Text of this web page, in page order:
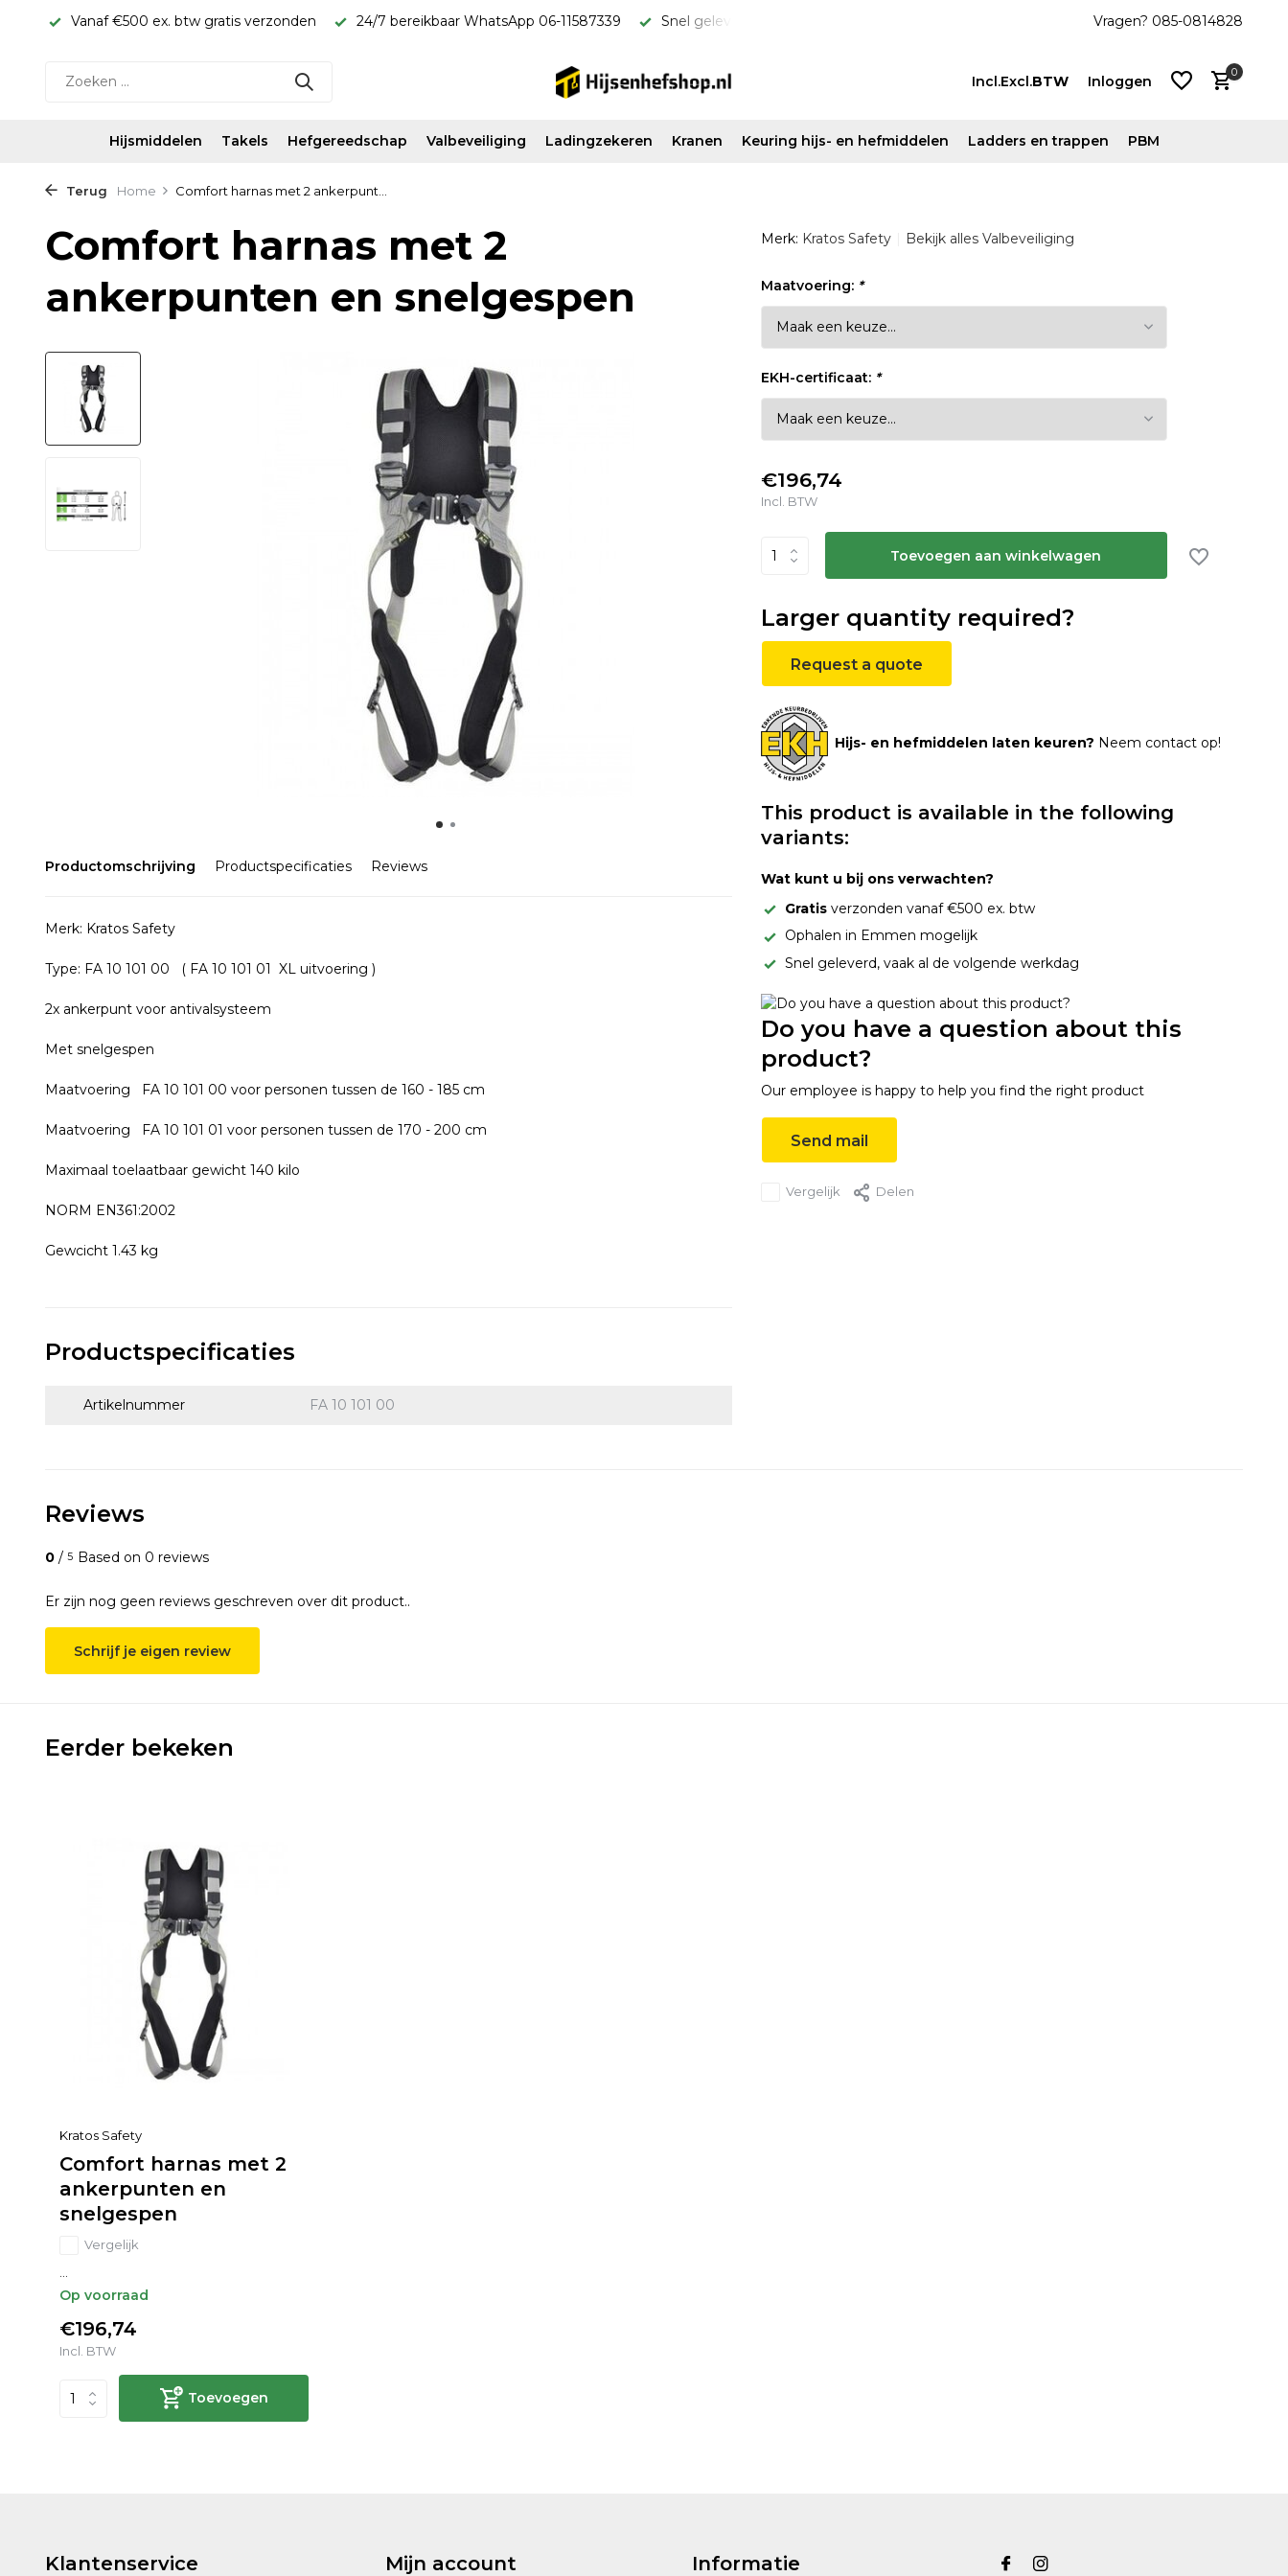
Vanaf €500 ex. btw gratis verzonden 24/7 bereikbaar WhatsApp 06-11587339 Snel geleverd & scherp van prijs! Vanaf €500 ex. btw gratis verzondenVragen? 085-0814828
Incl.Excl.BTW Inloggen
aanmaken
0
Hijsmiddelen Takels Hefgereedschap Valbeveiliging Ladingzekeren Kranen Keuring hijs- en hefmiddelen Ladders en trappen PBM
Terug Home Comfort harnas met 2 ankerpunt...
Comfort harnas met 2
ankerpunten en snelgespen
Productomschrijving Productspecificaties Reviews
Merk: Kratos Safety
Type: FA 10 101 00 ( FA 10 101 01 XL uitvoering )
2x ankerpunt voor antivalsysteem
Met snelgespen
Maatvoering FA 10 101 00 voor personen tussen de 160 - 185 cm
Maatvoering FA 10 101 01 voor personen tussen de 170 - 200 cm
Maximaal toelaatbaar gewicht 140 kilo
NORM EN361:2002
Gewcicht 1.43 kg
Productspecificaties
Artikelnummer FA 10 101 00
Merk: Kratos Safety Bekijk alles Valbeveiliging
Maatvoering: *
EKH-certificaat: *
€196,74
Incl. BTW
Toevoegen aan winkelwagen
Larger quantity required?
Request a quote
Hijs- en hefmiddelen laten keuren? Neem contact op!
This product is available in the following
variants:
Wat kunt u bij ons verwachten?
Gratisverzonden vanaf €500 ex. btw
Ophalen in Emmen mogelijk
Snel geleverd, vaak al de volgende werkdag
Do you have a question about this
product?
Our employee is happy to help you find the right product
Send mail
Vergelijk Delen
Reviews
0 / 5 Based on 0 reviews
Er zijn nog geen reviews geschreven over dit product..
Schrijf je eigen review
Eerder bekeken
Kratos Safety
Comfort harnas met 2
ankerpunten en
snelgespen
Vergelijk
...
Op voorraad
€196,74
Incl. BTW
Toevoegen
Klantenservice Mijn account Informatie